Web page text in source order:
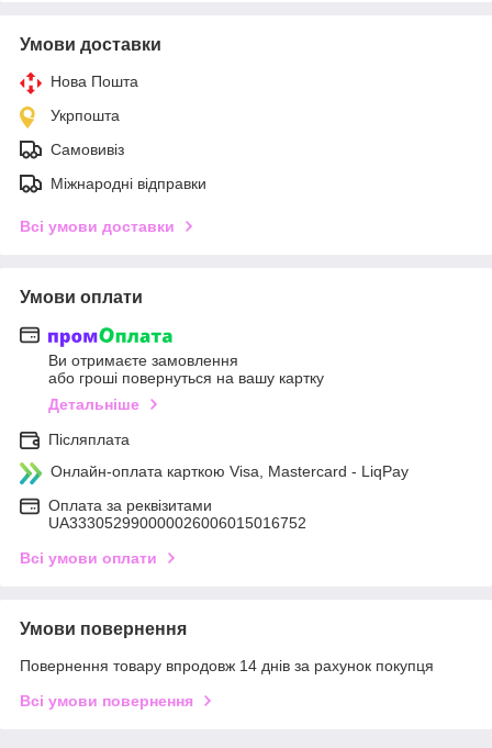
Умови доставки
Нова Пошта
Укрпошта
Самовивіз
Міжнародні відправки
Всі умови доставки
Умови оплати
Ви отримаєте замовлення
або гроші повернуться на вашу картку
Детальніше
Післяплата
Онлайн-оплата карткою Visa, Mastercard - LiqPay
Оплата за реквізитами
UA333052990000026006015016752
Всі умови оплати
Умови повернення
Повернення товару впродовж 14 днів за рахунок покупця
Всі умови повернення